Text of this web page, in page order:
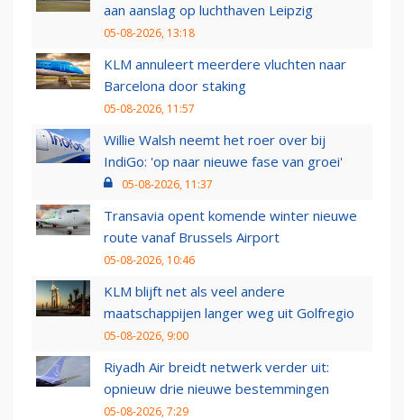
aan aanslag op luchthaven Leipzig
05-08-2026, 13:18
KLM annuleert meerdere vluchten naar
Barcelona door staking
05-08-2026, 11:57
Willie Walsh neemt het roer over bij
IndiGo: 'op naar nieuwe fase van groei'
05-08-2026, 11:37
Transavia opent komende winter nieuwe
route vanaf Brussels Airport
05-08-2026, 10:46
KLM blijft net als veel andere
maatschappijen langer weg uit Golfregio
05-08-2026, 9:00
Riyadh Air breidt netwerk verder uit:
opnieuw drie nieuwe bestemmingen
05-08-2026, 7:29